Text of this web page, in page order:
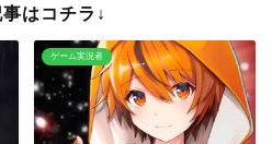
はコチラ↓
ゲーム実況者